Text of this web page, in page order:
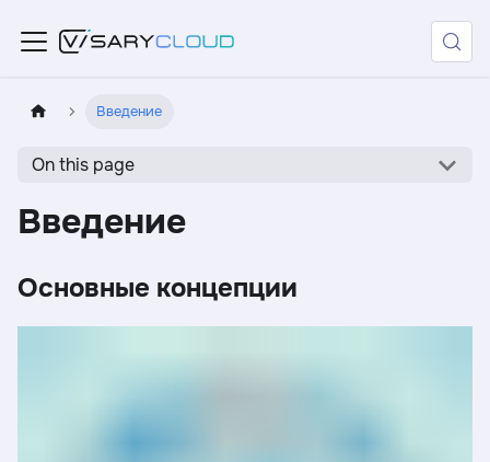
Введение
On this page
Введение
Основные концепции